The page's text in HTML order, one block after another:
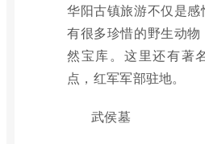
华阳古镇旅游不仅是
有很多珍惜的野生动
然宝库。这里还有著
点，红军军部驻地。
武侯墓